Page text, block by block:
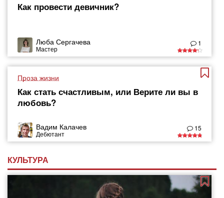
Как провести девичник?
Люба Сергачева
Мастер
1
Проза жизни
Как стать счастливым, или Верите ли вы в
любовь?
Вадим Калачев
Дебютант
15
КУЛЬТУРА